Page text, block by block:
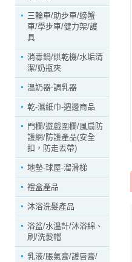
三輪車/助步車/螃蟹
車/學步車/健力架/護
具
消毒鍋/烘乾機/水垢清
潔/奶瓶夾
溫奶器-調乳器
乾-濕紙巾-週邊商品
門欄/遊戲圍欄/風扇防
護網/防護產品(安全
扣，防走丟帶)
地墊-球屋-溜滑梯
禮盒產品
沐浴洗髮產品
浴盆/水溫計/沐浴綿、
刷/洗髮帽
乳液/脹氣膏/護唇膏/